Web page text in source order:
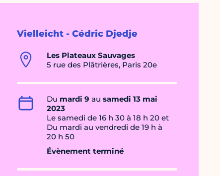
Vielleicht - Cédric Djedje
Les Plateaux Sauvages
5 rue des Plâtrières, Paris 20e
Du mardi 9 au samedi 13 mai
2023
Le samedi de 16 h 30 à 18 h 20 et
Du mardi au vendredi de 19 h à
20 h 50
Évènement terminé